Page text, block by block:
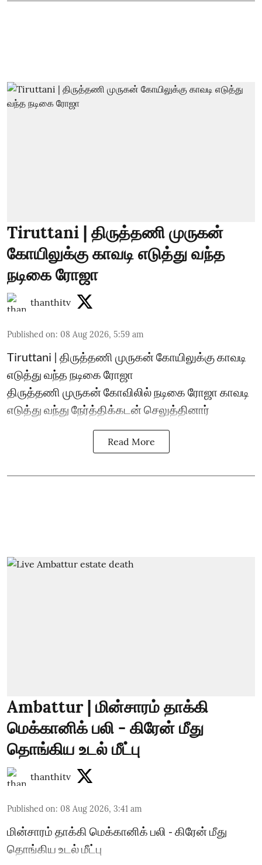
Tiruttani | திருத்தணி முருகன்
கோயிலுக்கு காவடி எடுத்து வந்த
நடிகை ரோஜா
thanthitv
Published on: 08 Aug 2026, 5:59 am
Tiruttani | திருத்தணி முருகன் கோயிலுக்கு காவடி
எடுத்து வந்த நடிகை ரோஜா
திருத்தணி முருகன் கோவிலில் நடிகை ரோஜா காவடி
எடுத்து வந்து நேர்த்திக்கடன் செலுத்தினார்
Read More
Ambattur | மின்சாரம் தாக்கி
மெக்கானிக் பலி - கிரேன் மீது
தொங்கிய உடல் மீட்பு
thanthitv
Published on: 08 Aug 2026, 3:41 am
மின்சாரம் தாக்கி மெக்கானிக் பலி - கிரேன் மீது
தொங்கிய உடல் மீட்பு